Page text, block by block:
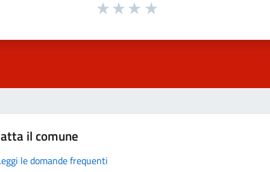
il comune
le domande frequenti